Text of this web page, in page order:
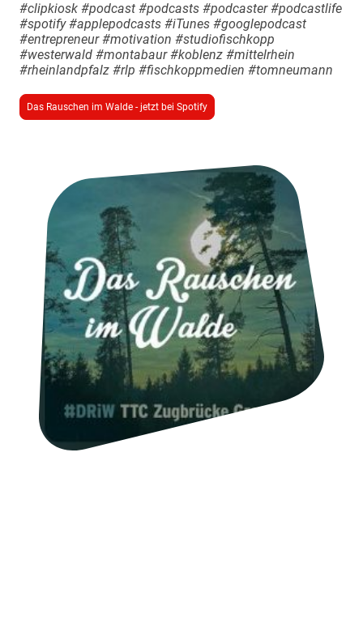
#clipkiosk #podcast #podcasts #podcaster #podcastlife
#spotify #applepodcasts #iTunes #googlepodcast
#entrepreneur #motivation #studiofischkopp
#westerwald #montabaur #koblenz #mittelrhein
#rheinlandpfalz #rlp #fischkoppmedien #tomneumann
Das Rauschen im Walde - jetzt bei Spotify